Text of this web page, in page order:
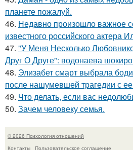
планете пожалуй.
46. Недавно произошло важное
известного российского актера
47. "У Меня Несколько
Друг О Друге": водонаева
48. Элизабет смарт выбрала
после нашумевшей трагедии с
49. Что делать, если вас
50. Зачем человеку семья.
© 2026 Психология отношений
Контакты
Пользовательское соглашение